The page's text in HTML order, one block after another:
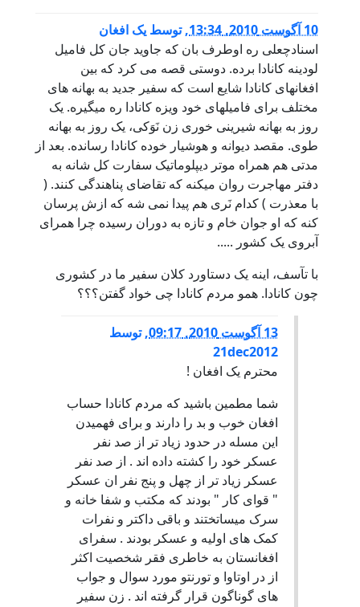
10 آگوست 2010, 13:34 ,توسط یک افغان
اسنادچعلی ره اوطرف بان که جاوید جان کل فامیل
لودینه کانادا برده. دوستی قصه می کرد که بین
افغانهای کانادا شایع است که سفیر جدید به بهانه های
مختلف برای فامیلهای خود ویزه کانادا ره میگیره. یک
روز به بهانه شیرینی خوری زن نَوَکی، یک روز به بهانه
طوی. مقصد دیوانه و هوشیار خوده کانادا رسانده. بعد از
مدتی هم همراه موتر دیپلوماتیک سفارت کل شانه به
دفتر مهاجرت روان میکنه که تقاضای پناهندگی کنند. (
با معذرت ) کدام نَری هم پیدا نمی شه که ازش پرسان
کنه که او جوان خام و تازه به دوران رسیده چرا همرای
آبروی یک کشور .....
با تآسف، اینه یک دستاورد کلان سفیر ما در کشوری
چون کانادا. همو مردم کانادا چی خواد گفتن؟؟؟
13 آگوست 2010, 09:17 ,توسط
21dec2012
محترم یک افغان !
شما مطمین باشید که مردم کانادا حساب
افغان خوب و بد را دارند و برای فهمیدن
این مسله در حدود زیاد تر از صد نفر
عسکر خود را کشته داده اند . از صد نفر
عسکر زیاد تر از چهل و پنج نفر ان عسکر
" قوای کار " بودند که مکتب و شفا خانه و
سرک میساتختند و باقی داکتر و نفرات
کمک های اولیه و عسکر بودند . سفرای
افغانستان به خاطری فقر شخصیت اکثر
از در اوتاوا و تورنتو مورد سوال و جواب
های گوناگون قرار گرفته اند . زن سفیر